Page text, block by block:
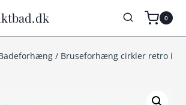
0
/ Bruseforhæng cirkler retro i